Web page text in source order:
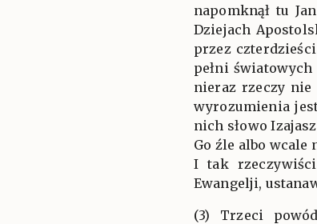
napomknął tu
Dziejach
przez
pełni
nieraz rzeczy nie
wyrozumienia
nich słowo
Go źle albo wcale
I tak
Ewangelji,
(3) Trzeci